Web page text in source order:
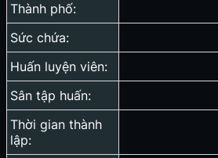
Thành phố:
Sức chứa:
Huấn luyện viên:
Sân tập huấn:
Thời gian thành
lập: